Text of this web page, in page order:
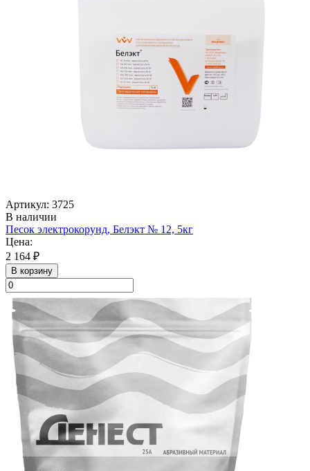
Артикул: 3725
В наличии
Песок электрокорунд, Белэкт № 12, 5кг
Цена:
2 164 ₽
В корзину